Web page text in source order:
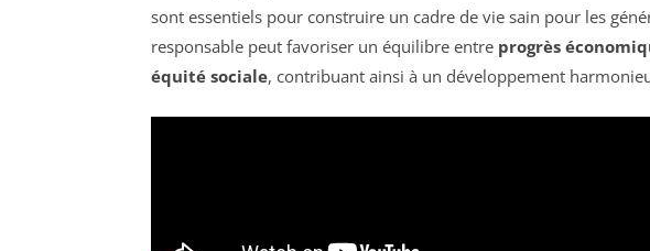
sont essentiels pour construire un cadre de vie sain pour les
responsable peut favoriser un équilibre entre progrès
équité sociale, contribuant ainsi à un développement